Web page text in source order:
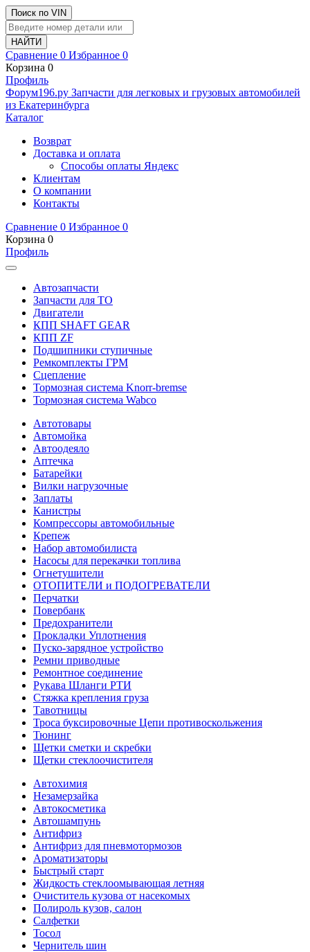
Поиск по VIN
Сравнение 0 Избранное 0
Корзина 0
Профиль
Фoрум196.ру Запчасти для легковых и грузовых автомобилей
из Екатеринбурга
Каталог
Возврат
Доставка и оплата
Способы оплаты Яндекс
Клиентам
О компании
Контакты
Сравнение 0 Избранное 0
Корзина 0
Профиль
Автозапчасти
Запчасти для ТО
Двигатели
КПП SHAFT GEAR
КПП ZF
Подшипники ступичные
Ремкомплекты ГРМ
Сцепление
Тормозная система Knorr-bremse
Тормозная система Wabco
Автотовары
Автомойка
Автоодеяло
Аптечка
Батарейки
Вилки нагрузочные
Заплаты
Канистры
Компрессоры автомобильные
Крепеж
Набор автомобилиста
Насосы для перекачки топлива
Огнетушители
ОТОПИТЕЛИ и ПОДОГРЕВАТЕЛИ
Перчатки
Повербанк
Предохранители
Прокладки Уплотнения
Пуско-зарядное устройство
Ремни приводные
Ремонтное соединение
Рукава Шланги РТИ
Стяжка крепления груза
Тавотницы
Троса буксировочные Цепи противоскольжения
Тюнинг
Щетки сметки и скребки
Щетки стеклоочистителя
Автохимия
Незамерзайка
Автокосметика
Автошампунь
Антифриз
Антифриз для пневмотормозов
Ароматизаторы
Быстрый старт
Жидкость стеклоомывающая летняя
Очиститель кузова от насекомых
Полироль кузов, салон
Салфетки
Тосол
Чернитель шин